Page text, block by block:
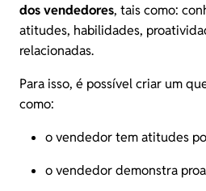
dos vendedores, tais como:
atitudes, habilidades,
relacionadas.
Para isso, é possível criar um
como:
o vendedor tem atitudes
o vendedor demonstra